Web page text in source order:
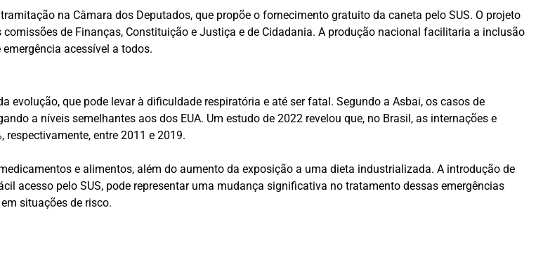
na Câmara dos Deputados, que propõe o fornecimento gratuito da caneta pelo SUS. O projeto
de Finanças, Constituição e Justiça e de Cidadania. A produção nacional facilitaria a inclusão
acessível a todos.
evolução, que pode levar à dificuldade respiratória e até ser fatal. Segundo a Asbai, os casos de
a níveis semelhantes aos dos EUA. Um estudo de 2022 revelou que, no Brasil, as internações e
respectivamente, entre 2011 e 2019.
e alimentos, além do aumento da exposição a uma dieta industrializada. A introdução de
acesso pelo SUS, pode representar uma mudança significativa no tratamento dessas emergências
situações de risco.